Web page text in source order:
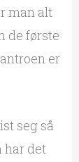
man alt
de første
er
seg så
har det